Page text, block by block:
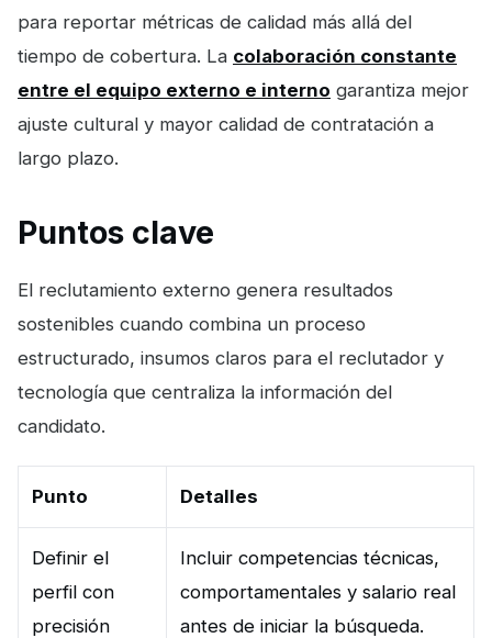
para reportar métricas de calidad más allá del
tiempo de cobertura. La colaboración constante
entre el equipo externo e interno garantiza mejor
ajuste cultural y mayor calidad de contratación a
largo plazo.
Puntos clave
El reclutamiento externo genera resultados
sostenibles cuando combina un proceso
estructurado, insumos claros para el reclutador y
tecnología que centraliza la información del
candidato.
Punto Detalles
Definir el
perfil con
precisión
Incluir competencias técnicas,
comportamentales y salario real
antes de iniciar la búsqueda.